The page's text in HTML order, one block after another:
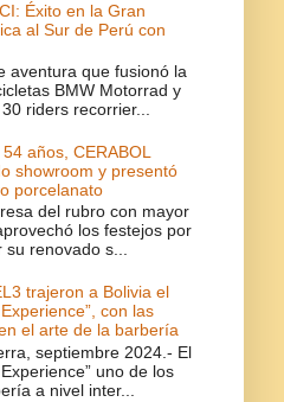
Éxito en la Gran
al Sur de Perú con
aventura que fusionó la
BMW Motorrad y
riders recorrier...
años, CERABOL
showroom y presentó
porcelanato
del rubro con mayor
los festejos por
su renovado s...
trajeron a Bolivia el
con las
el arte de la barbería
septiembre 2024.- El
uno de los
a nivel inter...